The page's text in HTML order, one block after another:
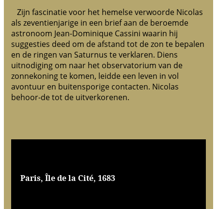
Zijn fascinatie voor het hemelse verwoorde Nicolas
als zeventienjarige in een brief aan de beroemde
astronoom Jean-Dominique Cassini waarin hij
suggesties deed om de afstand tot de zon te bepalen
en de ringen van Saturnus te verklaren. Diens
uitnodiging om naar het observatorium van de
zonnekoning te komen, leidde een leven in vol
avontuur en buitensporige contacten. Nicolas
behoor-de tot de uitverkorenen.
Paris, Île de la Cité, 1683